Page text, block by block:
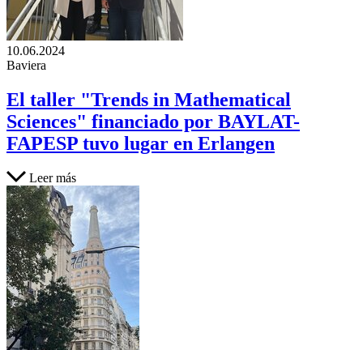
10.06.2024
Baviera
El taller "Trends in Mathematical
Sciences" financiado por BAYLAT-
FAPESP tuvo lugar en Erlangen
Leer más